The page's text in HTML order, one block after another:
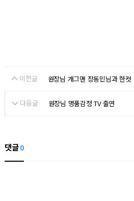
이전글 원장님 개그맨 장동민님과 한컷
다음글 원장님 명품감정 TV 출연
댓글0